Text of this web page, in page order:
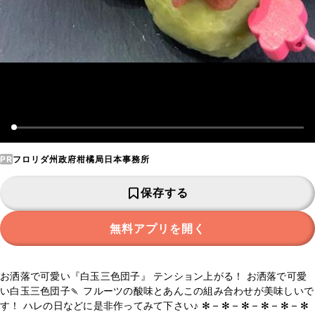
PRフロリダ州政府柑橘局日本事務所
保存する
無料アプリを開く
お洒落で可愛い『白玉三色団子』 テンション上がる！ お洒落で可愛
い白玉三色団子🍡 フルーツの酸味とあんこの組み合わせが美味しいで
す！ ハレの日などに是非作ってみて下さい♪ ✻ – ✻ – ✻ – ✻ – ✻ – ✻